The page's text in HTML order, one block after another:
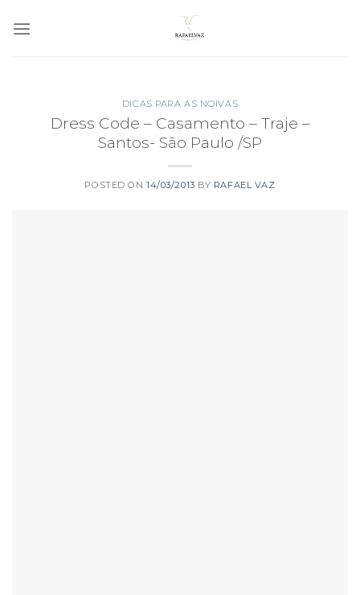
DICAS PARA AS NOIVAS
Dress Code – Casamento – Traje –
Santos- São Paulo /SP
POSTED ON14/03/2013 BY RAFAEL VAZ